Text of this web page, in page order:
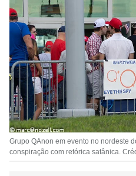
Grupo QAnon em evento no nordeste
conspiração com retórica satânica.